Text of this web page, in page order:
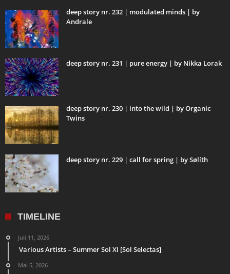
deep story nr. 232 | modulated minds | by
Andrale
deep story nr. 231 | pure energy | by Nikka Lorak
deep story nr. 230 | into the wild | by Organic
Twins
deep story nr. 229 | call for spring | by Sølíth
TIMELINE
Juli 11, 2026
Various Artists – Summer Sol XI [Sol Selectas]
Mai 5, 2026